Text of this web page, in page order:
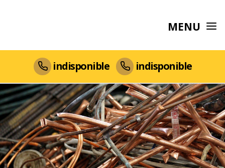
MENU
indisponible indisponible